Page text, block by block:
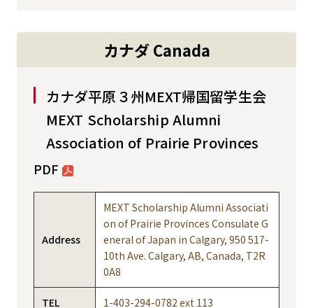
カナダ Canada
カナダ平原３州MEXT帰国留学生会
MEXT Scholarship Alumni
Association of Prairie Provinces
PDF
Address
MEXT Scholarship Alumni Associati
on of Prairie Provinces Consulate G
eneral of Japan in Calgary, 950 517-
10th Ave. Calgary, AB, Canada, T2R
0A8
TEL 1-403-294-0782 ext 113